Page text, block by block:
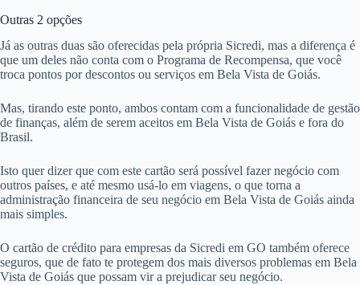
Outras 2 opções
Já as outras duas são oferecidas pela própria Sicredi, mas a diferença é
que um deles não conta com o Programa de Recompensa, que você
troca pontos por descontos ou serviços em Bela Vista de Goiás.
Mas, tirando este ponto, ambos contam com a funcionalidade de gestão
de finanças, além de serem aceitos em Bela Vista de Goiás e fora do
Brasil.
Isto quer dizer que com este cartão será possível fazer negócio com
outros países, e até mesmo usá-lo em viagens, o que torna a
administração financeira de seu negócio em Bela Vista de Goiás ainda
mais simples.
O cartão de crédito para empresas da Sicredi em GO também oferece
seguros, que de fato te protegem dos mais diversos problemas em Bela
Vista de Goiás que possam vir a prejudicar seu negócio.